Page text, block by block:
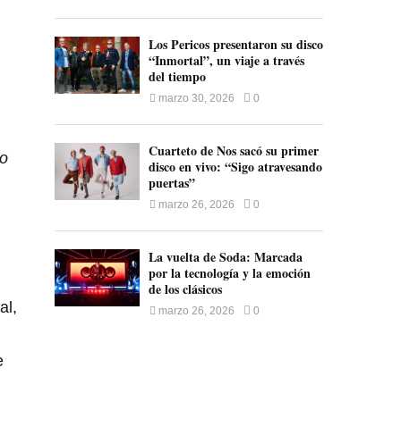
Los Pericos presentaron su disco
“Inmortal”, un viaje a través
del tiempo
marzo 30, 2026 0
Cuarteto de Nos sacó su primer
disco en vivo: “Sigo atravesando
puertas”
marzo 26, 2026 0
La vuelta de Soda: Marcada
por la tecnología y la emoción
de los clásicos
marzo 26, 2026 0